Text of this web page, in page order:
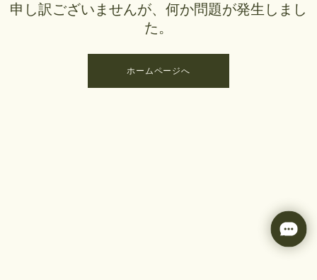
申し訳ございませんが、何か問題が発生しまし
た。
ホームページへ